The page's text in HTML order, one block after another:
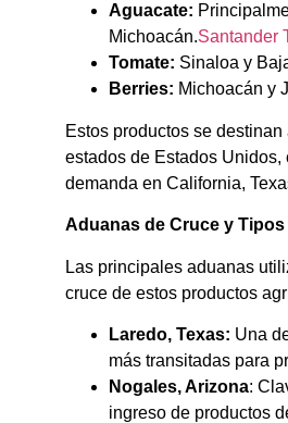
Aguacate:
Michoacán.​Santander
Tomate: Sinaloa y
Berries: Michoacán y
Estos productos se
estados de Estados Unidos,
demanda en California,
Aduanas de Cruce y
Las principales aduanas
cruce de estos productos
Laredo, Texas: Una
más transitadas para
Nogales, Arizona:
ingreso de productos